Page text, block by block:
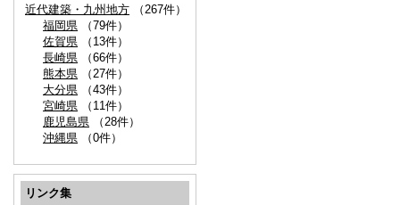
近代建築・九州地方 （267件）
福岡県 （79件）
佐賀県 （13件）
長崎県 （66件）
熊本県 （27件）
大分県 （43件）
宮崎県 （11件）
鹿児島県 （28件）
沖縄県 （0件）
リンク集